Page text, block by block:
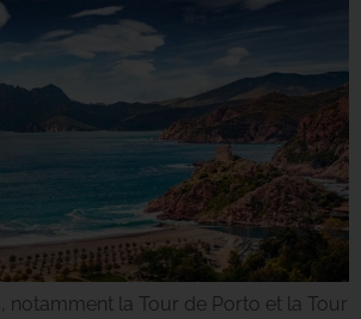
notamment la Tour de Porto et la Tour